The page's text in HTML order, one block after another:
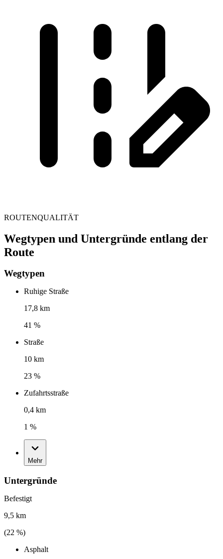
ROUTENQUALITÄT
Wegtypen und Untergründe entlang der
Route
Wegtypen
Ruhige Straße
17,8 km
41 %
Straße
10 km
23 %
Zufahrtsstraße
0,4 km
1 %
Mehr
Untergründe
Befestigt
9,5 km
(22 %)
Asphalt